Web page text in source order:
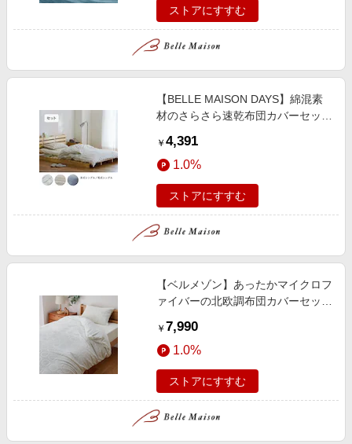
ストアにすすむ
【BELLE MAISON DAYS】綿混素
材のさらさら速乾布団カバーセット
￥ 4,391
1.0%
ストアにすすむ
【ベルメゾン】あったかマイクロフ
ァイバーの北欧調布団カバーセット
￥ 7,990
1.0%
ストアにすすむ